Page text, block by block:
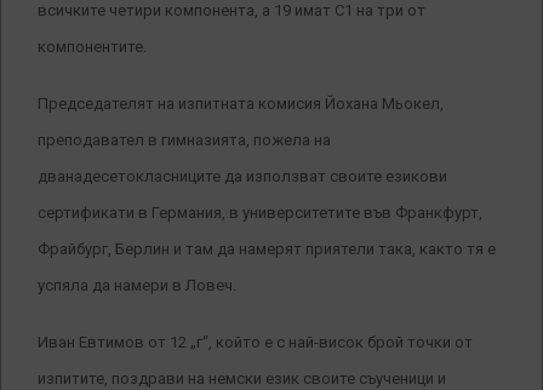
всичките четири компонента, а 19 имат С1 на три от
компонентите.
Председателят на изпитната комисия Йохана Мьокел,
преподавател в гимназията, пожела на
дванадесетокласниците да използват своите езикови
сертификати в Германия, в университетите във Франкфурт,
Фрайбург, Берлин и там да намерят приятели така, както тя е
успяла да намери в Ловеч.
Иван Евтимов от 12 „г“, който е с най-висок брой точки от
изпитите, поздрави на немски език своите съученици и